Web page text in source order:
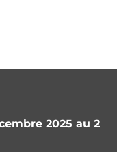
2025 au 2